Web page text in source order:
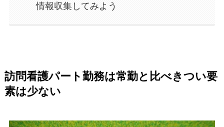
情報収集してみよう
訪問看護パート勤務は常勤と比べきつい要
素は少ない